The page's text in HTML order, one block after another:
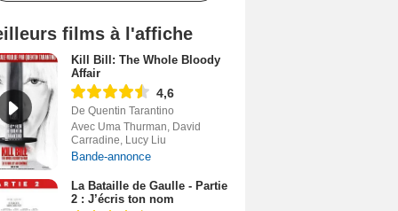
films à l'affiche
Kill Bill: The Whole Bloody
Affair
4,6
De Quentin Tarantino
Avec Uma Thurman, David
Carradine, Lucy Liu
Bande-annonce
La Bataille de Gaulle - Partie
2 : J’écris ton nom